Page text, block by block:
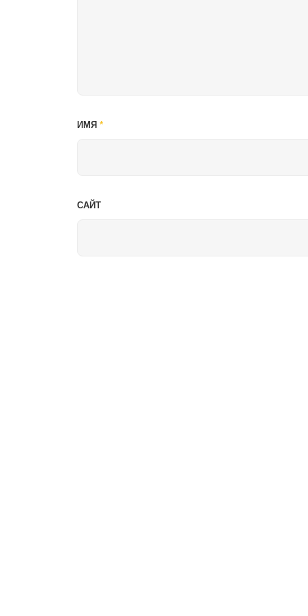
ИМЯ *
САЙТ